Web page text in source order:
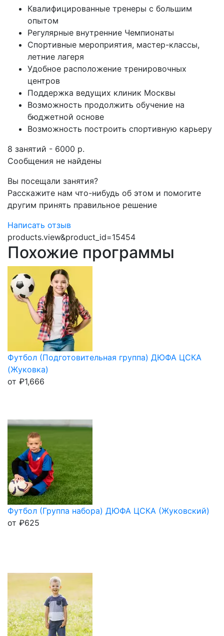
Квалифицированные тренеры с большим
опытом
Регулярные внутренние Чемпионаты
Спортивные мероприятия, мастер-классы,
летние лагеря
Удобное расположение тренировочных
центров
Поддержка ведущих клиник Москвы
Возможность продолжить обучение на
бюджетной основе
Возможность построить спортивную карьеру
8 занятий - 6000 р.
Сообщения не найдены
Вы посещали занятия?
Расскажите нам что-нибудь об этом и помогите
другим принять правильное решение
Написать отзыв
products.view&product_id=15454
Похожие программы
Футбол (Подготовительная группа) ДЮФА ЦСКА
(Жуковка)
от ₽1,666
Футбол (Группа набора) ДЮФА ЦСКА (Жуковский)
от ₽625